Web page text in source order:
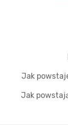
Jak
Jak